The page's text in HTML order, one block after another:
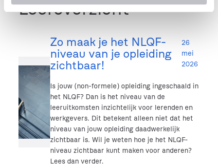
i
Leeroverzicht
Zo maak je het NLQF-
niveau van je opleiding
zichtbaar!
26
mei
2026
Is jouw (non-formele) opleiding ingeschaald in
het NLQF? Dan is het niveau van de
leeruitkomsten inzichtelijk voor lerenden en
werkgevers. Dit betekent alleen niet dat het
niveau van jouw opleiding daadwerkelijk
zichtbaar is. Wil je weten hoe je het NLQF-
niveau zichtbaar kunt maken voor anderen?
Lees dan verder.